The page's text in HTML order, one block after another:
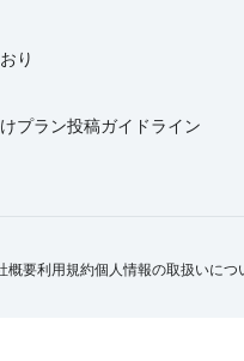
り
プラン投稿ガイドライン
概要利用規約個人情報の取扱いにつ